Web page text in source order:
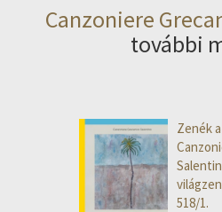
Canzoniere
további
Zenék
518/1.